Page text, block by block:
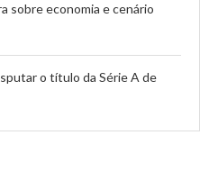
sobre economia e cenário
o título da Série A de